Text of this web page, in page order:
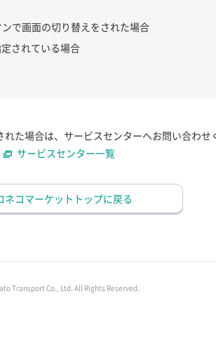
で画面の切り替えをされた場合
されている場合
た場合は、サービスセンターへお問い合わせ
サービスセンター一覧
ネコマーケットトップに戻る
Transport Co., Ltd. All Rights Reserved.